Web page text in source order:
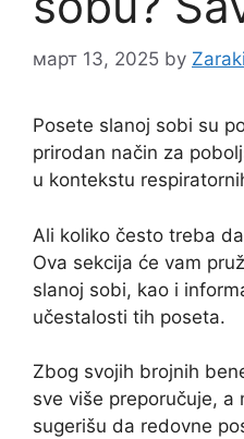
март 13, 2025 by Zaraki
Posete slanoj sobi su
prirodan način za
u kontekstu
Ali koliko često treba
Ova sekcija će vam
slanoj sobi, kao i
učestalosti tih poseta.
Zbog svojih brojnih
sve više preporučuje, a
sugerišu da redovne